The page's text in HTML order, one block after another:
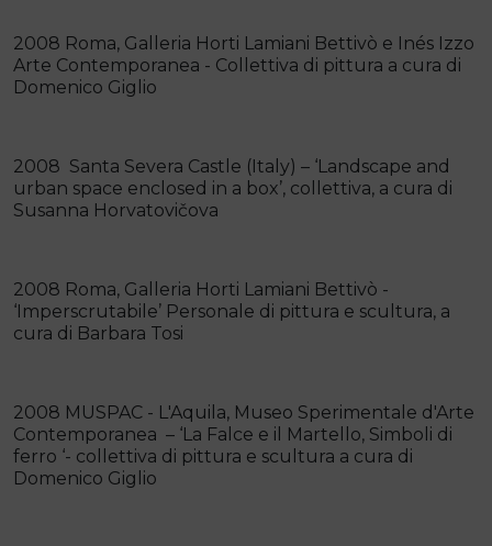
2008 Roma, Galleria Horti Lamiani Bettivò e Inés Izzo
Arte Contemporanea - Collettiva di pittura a cura di
Domenico Giglio
2008 Santa Severa Castle (Italy) – ‘Landscape and
urban space enclosed in a box’, collettiva, a cura di
Susanna Horvatovičova
2008 Roma, Galleria Horti Lamiani Bettivò -
‘Imperscrutabile’ Personale di pittura e scultura, a
cura di Barbara Tosi
2008 MUSPAC - L'Aquila, Museo Sperimentale d'Arte
Contemporanea – ‘La Falce e il Martello, Simboli di
ferro ‘- collettiva di pittura e scultura a cura di
Domenico Giglio